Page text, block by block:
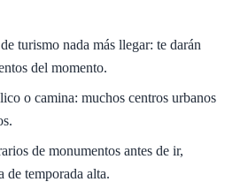
turismo nada más llegar: te darán
del momento.
o camina: muchos centros urbanos
de monumentos antes de ir,
de temporada alta.